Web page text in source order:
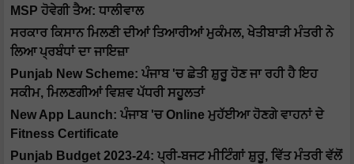
MSP ਹੋਵੇਗੀ ਤੈਅ: ਧਾਲੀਵਾਲ
ਸਰਕਾਰ ਕਿਸਾਨ ਮਿਲਣੀ ਦੀਆਂ ਤਿਆਰੀਆਂ ਮੁਕੰਮਲ, ਖੇਤੀਬਾੜੀ ਮੰਤਰੀ ਨੇ
ਲਿਆ ਪ੍ਰਬੰਧਾਂ ਦਾ ਜਾਇਜ਼ਾ
Punjab New Scheme: ਪੰਜਾਬ 'ਚ ਛੇਤੀ ਸ਼ੁਰੂ ਹੋਣ ਜਾ ਰਹੀ ਹੈ ਇਹ
ਸਕੀਮ, ਮਿਲਣਗੀਆਂ ਵਿਸ਼ਵ ਪੱਧਰੀ ਸਹੂਲਤਾਂ
New App Launch: ਪੰਜਾਬ 'ਚ Online ਮੁਹੱਈਆ ਹੋਣਗੇ ਵਾਹਨਾਂ ਦੇ
Fitness Certificate
Punjab Budget 2023-24: ਪ੍ਰੀ-ਬਜਟ ਮੀਟਿੰਗਾਂ ਸ਼ੁਰੂ, ਵਿੱਤ ਮੰਤਰੀ ਵੱਲੋਂ